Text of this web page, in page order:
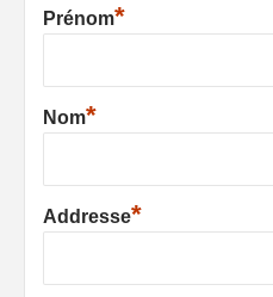
Prénom*
Nom*
Addresse*